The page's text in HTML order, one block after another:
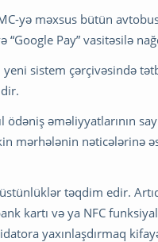
yə məxsus bütün
“Google Pay” vasitəsilə
sistem çərçivəsində
ödəniş əməliyyatlarının
mərhələnin nəticələrinə
təqdim edir.
kartı və ya NFC
yaxınlaşdırmaq